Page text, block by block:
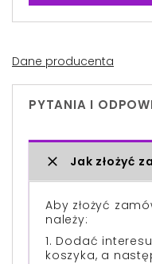
Dane producenta
PYTANIA I
Jak złożyć
Aby złożyć
należy:
1. Dodać
koszyka, a